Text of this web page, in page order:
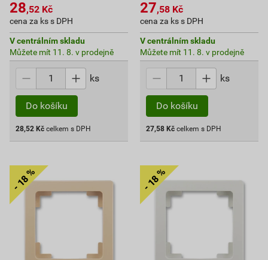
28,52 Kč
cena za ks s DPH
V centrálním skladu
Můžete mít 11. 8. v prodejně
ks
Do košíku
28,52 Kč celkem s DPH
27,58 Kč
cena za ks s DPH
V centrálním skladu
Můžete mít 11. 8. v prodejně
ks
Do košíku
27,58 Kč celkem s DPH